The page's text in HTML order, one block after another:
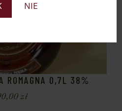
NIE
ROMAGNA 0,7L 38%
zł